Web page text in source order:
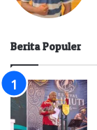
Berita Populer